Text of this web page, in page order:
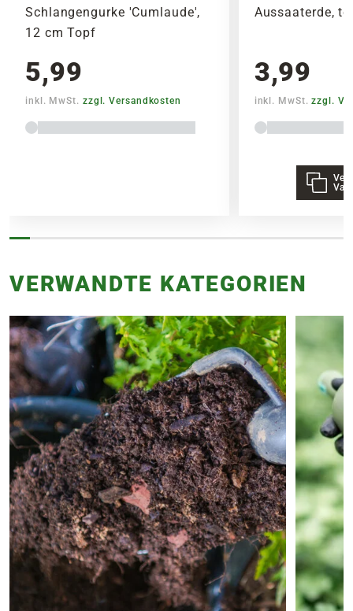
Schlangengurke 'Cumlaude',
12 cm Topf
5,99
inkl. MwSt. zzgl. Versandkosten
Aussaaterde,
3,99
inkl. MwSt.zzgl.
VERWANDTE KATEGORIEN